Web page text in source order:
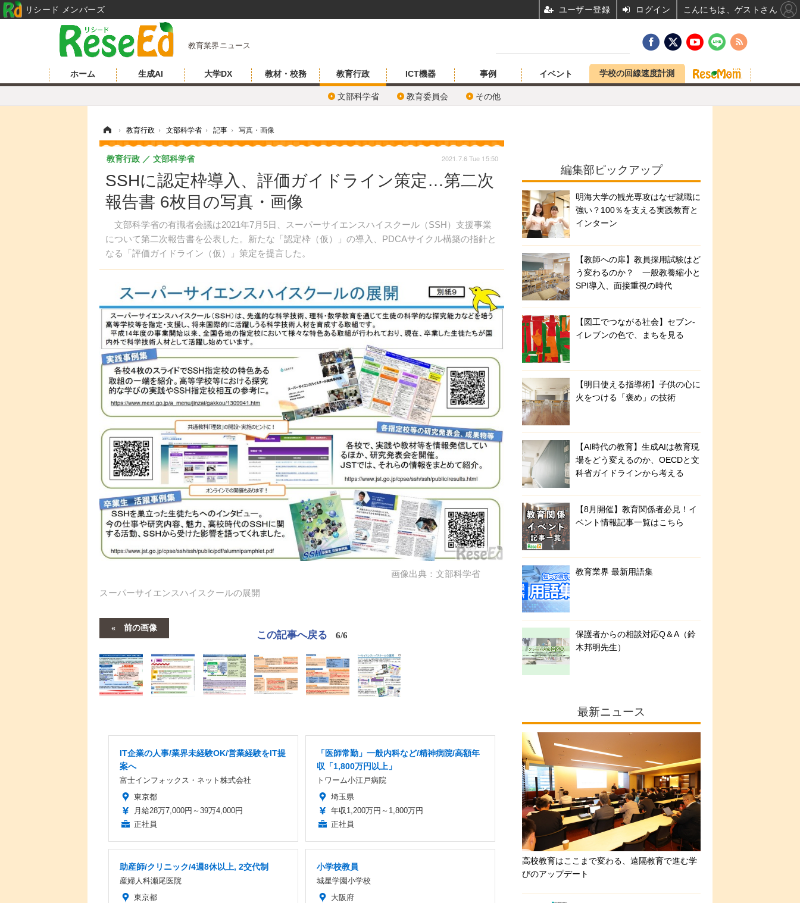
教育業界ニュース
ホーム 生成AI 大学DX 教材・校務 教育行政
文部科学省 教育委員会 その他
ICT機器 事例 イベント 学校の回線速度計測
› 教育行政 › 文部科学省 › 記事 › 写真・画像
SSHに認定枠導入、評価ガイドライン策定…第二次
報告書 6枚目の写真・画像
文部科学省の有識者会議は2021年7月5日、スーパーサイエンスハイスクール（SSH）支援事業
について第二次報告書を公表した。新たな「認定枠（仮）」の導入、PDCAサイクル構築の指針と
なる「評価ガイドライン（仮）」策定を提言した。
教育行政 文部科学省 2021.7.6 Tue 15:50
画像出典：文部科学省
スーパーサイエンスハイスクールの展開
前の画像
この記事へ戻る 6/6
IT企業の人事/業界未経験OK/営業経験をIT提
案へ
富士インフォックス・ネット株式会社
東京都
月給28万7,000円～39万4,000円
正社員
「医師常勤」一般内科など/精神病院/高額年
収「1,800万円以上」
トワーム小江戸病院
埼玉県
年収1,200万円～1,800万円
正社員
助産師/クリニック/4週8休以上, 2交代制
産婦人科瀬尾医院
東京都
小学校教員
城星学園小学校
大阪府
編集部ピックアップ
明海大学の観光専攻はなぜ就職に
強い？100％を支える実践教育と
インターン
【教師への扉】教員採用試験はど
う変わるのか？ 一般教養縮小と
SPI導入、面接重視の時代
【図工でつながる社会】セブン‐
イレブンの色で、まちを見る
【明日使える指導術】子供の心に
火をつける「褒め」の技術
【AI時代の教育】生成AIは教育現
場をどう変えるのか、OECDと文
科省ガイドラインから考える
【8月開催】教育関係者必見！イ
ベント情報記事一覧はこちら
教育業界 最新用語集
保護者からの相談対応Q＆A（鈴
木邦明先生）
最新ニュース
高校教育はここまで変わる、遠隔教育で進む学
びのアップデート
リシード メンバーズ ユーザー登録 ログイン こんにちは、ゲストさん